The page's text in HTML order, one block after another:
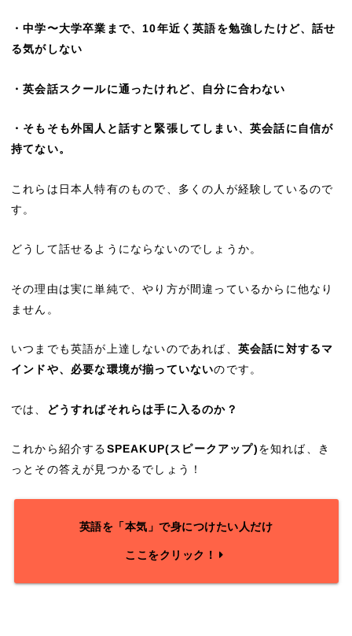
・中学〜大学卒業まで、10年近く英語を勉強したけど、話せ
る気がしない
・英会話スクールに通ったけれど、自分に合わない
・そもそも外国人と話すと緊張してしまい、英会話に自信が
持てない。
これらは日本人特有のもので、多くの人が経験しているので
す。
どうして話せるようにならないのでしょうか。
その理由は実に単純で、やり方が間違っているからに他なり
ません。
いつまでも英語が上達しないのであれば、 英会話に対するマ
インドや、必要な環境が揃っていないのです。
では、 どうすればそれらは手に入るのか？
これから紹介するSPEAKUP(スピークアップ)を知れば、き
っとその答えが見つかるでしょう！
英語を「本気」で身につけたい人だけ
ここをクリック！